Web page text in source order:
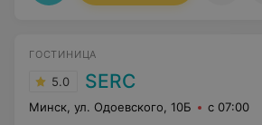
ГОСТИНИЦА
5.0 SERC
Минск, ул. Одоевского, 10Б с 07:00